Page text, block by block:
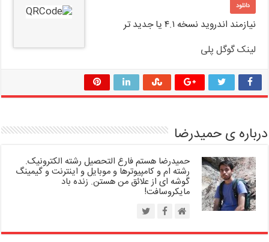
دانلود
نیازمند اندروید نسخه ۴.۱ یا جدید تر
لینک گوگل پلی
درباره ی حمیدرضا
حمیدرضا هستم فارغ التحصیل رشته الکترونیک.
رشته ام و کامپیوترها و موبایل و اینترنت و گیمینگ
گوشه ای از علائق من هستن. زنده باد
مایکروسافت!